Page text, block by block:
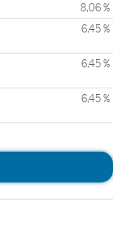
8,06 %
6,45 %
6,45 %
6,45 %